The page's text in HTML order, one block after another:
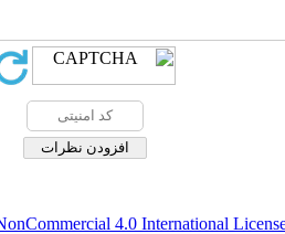
4.0 International